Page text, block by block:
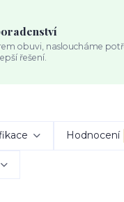
obuvi, nasloucháme
řešení.
Hodnocení